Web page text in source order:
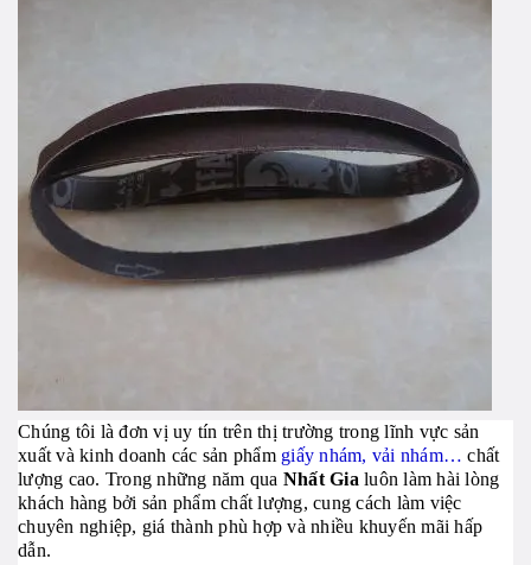
Chúng tôi là đơn vị uy tín trên thị trường trong lĩnh vực sản
xuất và kinh doanh các sản phẩm giấy nhám, vải nhám… chất
lượng cao. Trong những năm qua Nhất Gia luôn làm hài lòng
khách hàng bởi sản phẩm chất lượng, cung cách làm việc
chuyên nghiệp, giá thành phù hợp và nhiều khuyến mãi hấp
dẫn.